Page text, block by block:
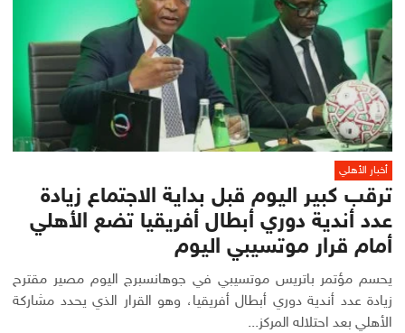
أخبار الأهلي
ترقب كبير اليوم قبل بداية الاجتماع زيادة
عدد أندية دوري أبطال أفريقيا تضع الأهلي
أمام قرار موتسيبي اليوم
يحسم مؤتمر باتريس موتسيبي في جوهانسبرج اليوم مصير مقترح
زيادة عدد أندية دوري أبطال أفريقيا، وهو القرار الذي يحدد مشاركة
الأهلي بعد احتلاله المركز...